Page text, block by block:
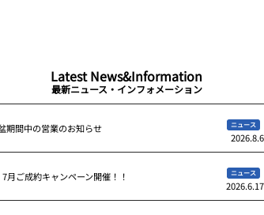
Latest News&Information
最新ニュース・インフォメーション
期間中の営業のお知らせ ニュース
2026.8.6
月ご成約キャンペーン開催！！ ニュース
2026.6.17